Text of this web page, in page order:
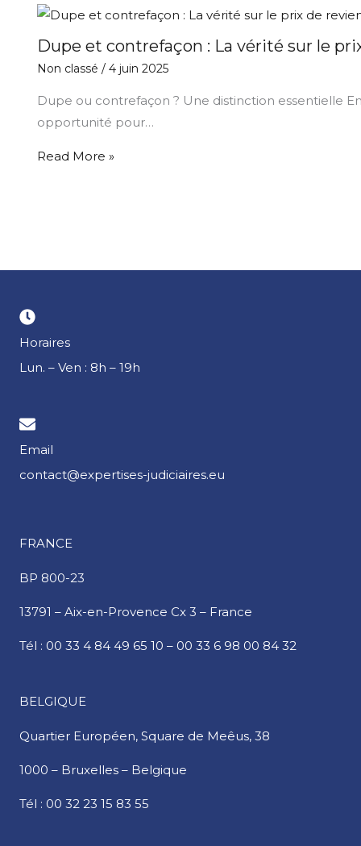
Dupe et contrefaçon : La vérité sur le
Non classé / 4 juin 2025
Dupe ou contrefaçon ? Une distinction essentielle
opportunité pour…
Read More »
Horaires
Lun. – Ven : 8h – 19h
Email
contact@expertises-judiciaires.eu
FRANCE
BP 800-23
13791 – Aix-en-Provence Cx 3 – France
Tél : 00 33 4 84 49 65 10 – 00 33 6 98 00 84 32
BELGIQUE
Quartier Européen, Square de Meêus, 38
1000 – Bruxelles – Belgique
Tél : 00 32 23 15 83 55